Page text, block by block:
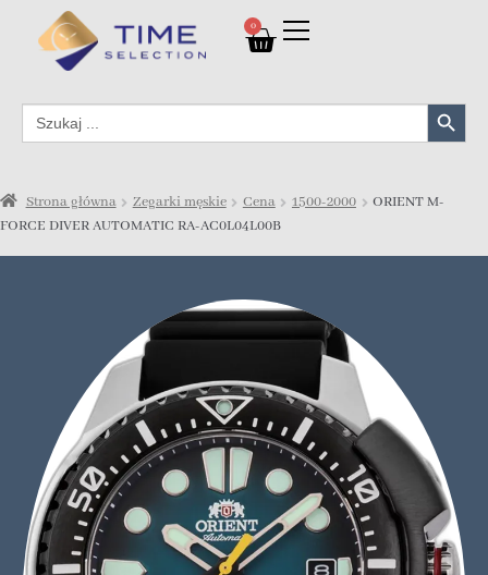
0
Search
for:
Search Button
Strona główna Zegarki męskie Cena 1500-2000
ORIENT M-
FORCE DIVER AUTOMATIC RA-AC0L04L00B